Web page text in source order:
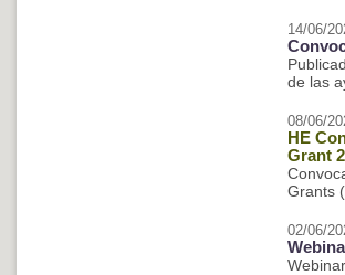
14/06/
de las
08/06/
HE
Grant
Grants
02/06/